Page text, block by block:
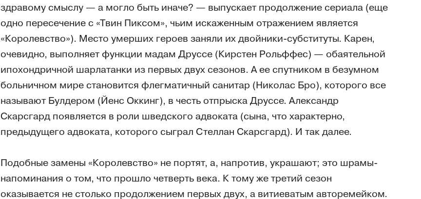
здравому смыслу — а могло быть иначе? — выпускает продолжение сериала (еще
одно пересечение с «Твин Пиксом», чьим искаженным отражением является
«Королевство»). Место умерших героев заняли их двойники-субституты. Карен,
очевидно, выполняет функции мадам Друссе (Кирстен Рольффес) — обаятельной
ипохондричной шарлатанки из первых двух сезонов. А ее спутником в безумном
больничном мире становится флегматичный санитар (Николас Бро), которого все
называют Булдером (Йенс Оккинг), в честь отпрыска Друссе. Александр
Скарсгард появляется в роли шведского адвоката (сына, что характерно,
предыдущего адвоката, которого сыграл Стеллан Скарсгард). И так далее.
Подобные замены «Королевство» не портят, а, напротив, украшают; это шрамы-
напоминания о том, что прошло четверть века. К тому же третий сезон
оказывается не столько продолжением первых двух, а витиеватым авторемейком.